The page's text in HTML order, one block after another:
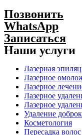
Позвонить
WhatsApp
Записаться
Наши услуги
Лазерная
Лазерное
Лазерное
Лазерное
Лазерное
Удаление
Косметология
Пересадка волос